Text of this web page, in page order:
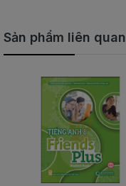
Sản phẩm liên quan